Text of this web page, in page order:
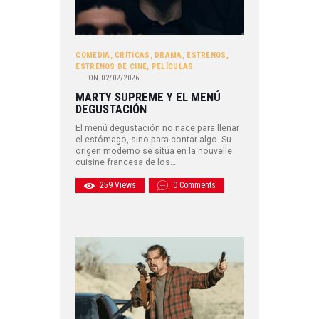
COMEDIA, CRÍTICAS , DRAMA, ESTRENOS ,
ESTRENOS DE CINE, PELÍCULAS
ON 02/02/2026
MARTY SUPREME Y EL MENÚ
DEGUSTACIÓN
El menú degustación no nace para llenar
el estómago, sino para contar algo. Su
origen moderno se sitúa en la nouvelle
cuisine francesa de los…
259 Views 0 Comments